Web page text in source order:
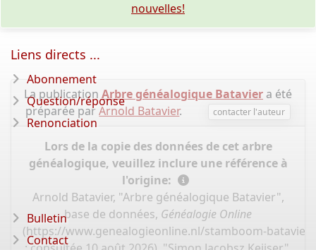
nouvelles!
La publication Arbre généalogique Batavier a été
préparée parArnold Batavier. contacter l'auteur
Lors de la copie des données de cet arbre
généalogique, veuillez inclure une référence à
l'origine:
Arnold Batavier, "Arbre généalogique Batavier",
base de données, Généalogie Online
(https://www.genealogieonline.nl/stamboom-
Liens directs ...
Abonnement
Question/réponse
Renonciation
Bulletin
Contact